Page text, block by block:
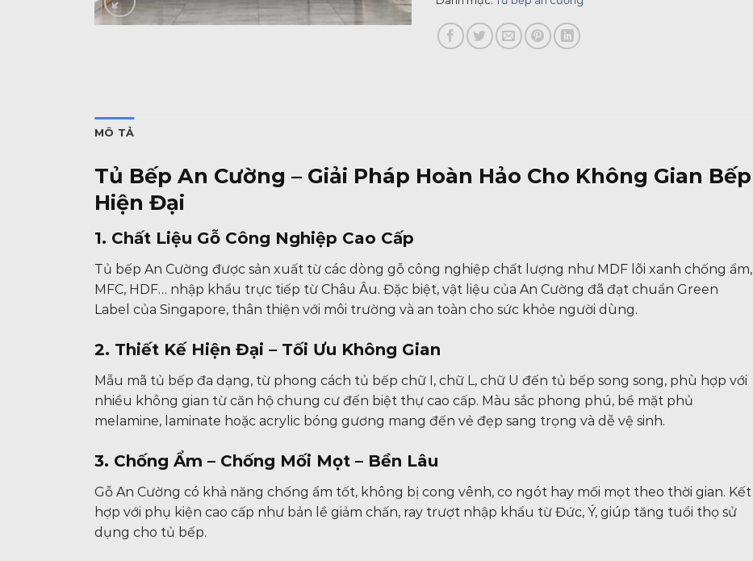
MÔ TẢ
Tủ Bếp An Cường – Giải Pháp Hoàn Hảo Cho Không Gian Bếp
Hiện Đại
1. Chất Liệu Gỗ Công Nghiệp Cao Cấp
Tủ bếp An Cường được sản xuất từ các dòng gỗ công nghiệp chất lượng như MDF lõi xanh chống ẩm,
MFC, HDF… nhập khẩu trực tiếp từ Châu Âu. Đặc biệt, vật liệu của An Cường đã đạt chuẩn Green
Label của Singapore, thân thiện với môi trường và an toàn cho sức khỏe người dùng.
2. Thiết Kế Hiện Đại – Tối Ưu Không Gian
Mẫu mã tủ bếp đa dạng, từ phong cách tủ bếp chữ I, chữ L, chữ U đến tủ bếp song song, phù hợp với
nhiều không gian từ căn hộ chung cư đến biệt thự cao cấp. Màu sắc phong phú, bề mặt phủ
melamine, laminate hoặc acrylic bóng gương mang đến vẻ đẹp sang trọng và dễ vệ sinh.
3. Chống Ẩm – Chống Mối Mọt – Bền Lâu
Gỗ An Cường có khả năng chống ẩm tốt, không bị cong vênh, co ngót hay mối mọt theo thời gian. Kết
hợp với phụ kiện cao cấp như bản lề giảm chấn, ray trượt nhập khẩu từ Đức, Ý, giúp tăng tuổi thọ sử
dụng cho tủ bếp.